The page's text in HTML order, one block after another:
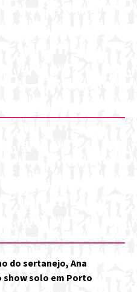
do sertanejo, Ana
show solo em Porto